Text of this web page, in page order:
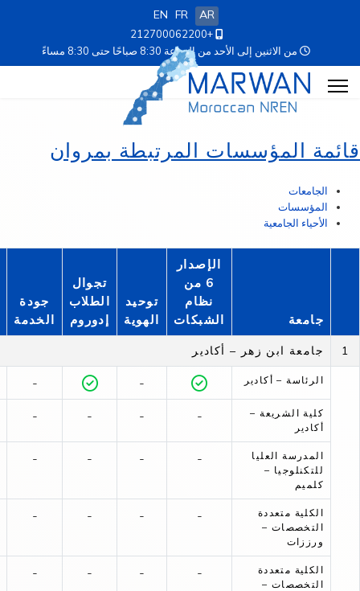
AR
FR
EN
+212700062200
من الاثنين إلى الأحد من الساعة 8:30 صباحًا حتى 8:30 مساءً
قائمة المؤسسات المرتبطة بمروان
الجامعات
المؤسسات
الأحياء الجامعية
جامعة
الإصدار
6 من
نظام
الشبكات
توحيد
الهوية
تجوال
الطلاب
إدوروم
جودة
الخدمة
1 جامعة ابن زهر – أكادير
الرئاسة – أكادير -
-
كلية الشريعة –
أكادير
-
-
-
-
المدرسة العليا
للتكنلوجيا –
كلميم
-
-
-
-
الكلية متعددة
التخصصات –
ورززات
-
-
-
-
الكلية متعددة
التخصصات –
-
-
-
-